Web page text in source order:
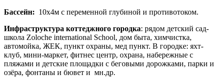
Бассейн: 10х4м с переменной глубиной и противотоком.
Инфраструктура коттеджного городка: рядом детский сад-
школа Zoloche international School, дом быта, химчистка,
автомойка, ЖЕК, пункт охраны, мед пункт. В городке: яхт-
клуб, мини-маркет, фитнес центр, охрана, набережные с
пляжами и детские площадки с беговыми дорожками, парки и
озёра, фонтаны и бювет и мн.др.